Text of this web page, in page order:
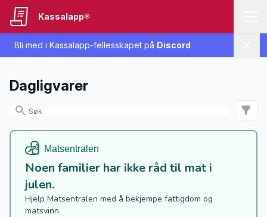
Bli med i Kassalapp-fellesskapet på Discord
Kassalapp®
Dagligvarer
Noen familier har ikke råd til mat i
julen.
Hjelp Matsentralen med å bekjempe fattigdom og
matsvinn.